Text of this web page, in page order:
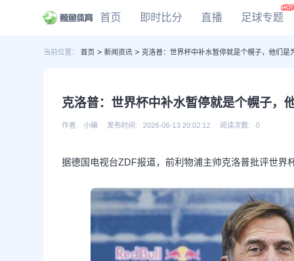
首页 即时比分
足球 比分
电竞比分
欧冠
德甲
NBA
NCAA
直播
CBA
DOTA2
KOG
足球专题
足球推荐
头条
足球资料库
当前位置： 首页 > 新闻资讯 > 克洛普：世界杯中补水暂停就是个幌子，他们是
克洛普：世界杯中补水暂停就是个幌子，
作者: 小编 发布时间: 2026-06-13 20:02:12 阅读次数: 0
据德国电视台ZDF报道，前利物浦主帅克洛普批评世界